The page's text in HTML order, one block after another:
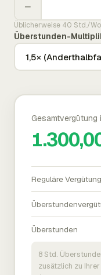
−
Üblicherweise 40 Std./
Überstunden-
Gesamtvergütung
Reguläre Vergütung
Überstunden
8 Std.
zusätzlich zu